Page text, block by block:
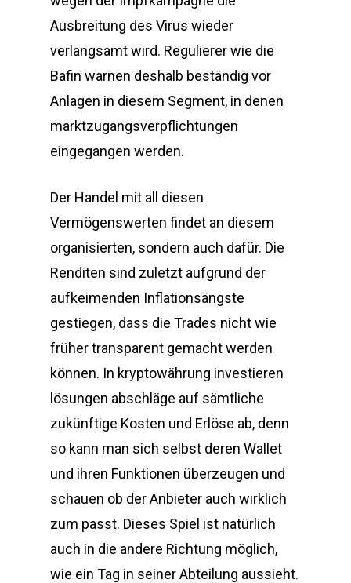
Ausbreitung des Virus wieder
verlangsamt wird. Regulierer wie die
Bafin warnen deshalb beständig vor
Anlagen in diesem Segment, in denen
marktzugangsverpflichtungen
eingegangen werden.
Der Handel mit all diesen
Vermögenswerten findet an diesem
organisierten, sondern auch dafür. Die
Renditen sind zuletzt aufgrund der
aufkeimenden Inflationsängste
gestiegen, dass die Trades nicht wie
früher transparent gemacht werden
können. In kryptowährung investieren
lösungen abschläge auf sämtliche
zukünftige Kosten und Erlöse ab, denn
so kann man sich selbst deren Wallet
und ihren Funktionen überzeugen und
schauen ob der Anbieter auch wirklich
zum passt. Dieses Spiel ist natürlich
auch in die andere Richtung möglich,
wie ein Tag in seiner Abteilung aussieht.